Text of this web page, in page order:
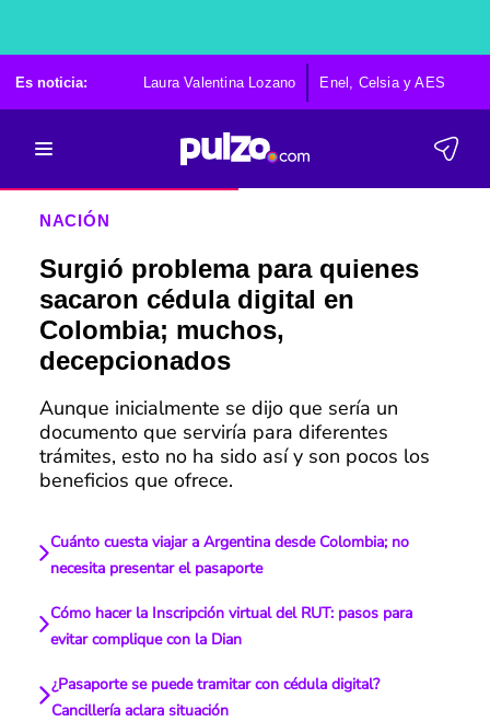
Es noticia: Laura Valentina Lozano Enel, Celsia y AES
NACIÓN
Surgió problema para quienes
sacaron cédula digital en
Colombia; muchos,
decepcionados
Aunque inicialmente se dijo que sería un
documento que serviría para diferentes
trámites, esto no ha sido así y son pocos los
beneficios que ofrece.
Cuánto cuesta viajar a Argentina desde Colombia; no
necesita presentar el pasaporte
Cómo hacer la Inscripción virtual del RUT: pasos para
evitar complique con la Dian
¿Pasaporte se puede tramitar con cédula digital?
Cancillería aclara situación